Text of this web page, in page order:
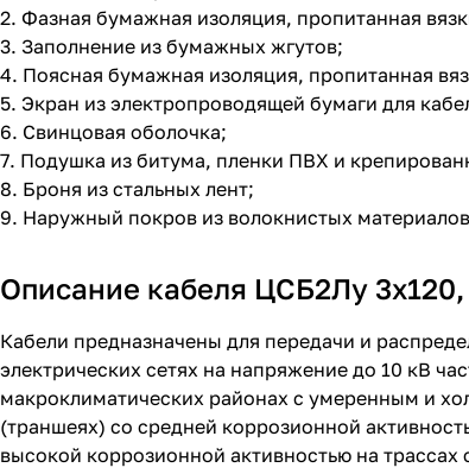
2. Фазная бумажная изоляция, пропитанная
3. Заполнение из бумажных жгутов;
4. Поясная бумажная изоляция, пропитанная
5. Экран из электропроводящей бумаги для
6. Свинцовая оболочка;
7. Подушка из битума, пленки ПВХ и
8. Броня из стальных лент;
9. Наружный покров из волокнистых
Описание кабеля ЦСБ2Лу 3х120,
Кабели предназначены для передачи и
электрических сетях на напряжение до 10 кВ
макроклиматических районах с умеренным и
(траншеях) со средней коррозионной
высокой коррозионной активностью на